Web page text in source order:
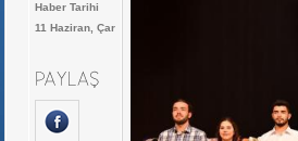
Haber Tarihi
11 Haziran, Çar